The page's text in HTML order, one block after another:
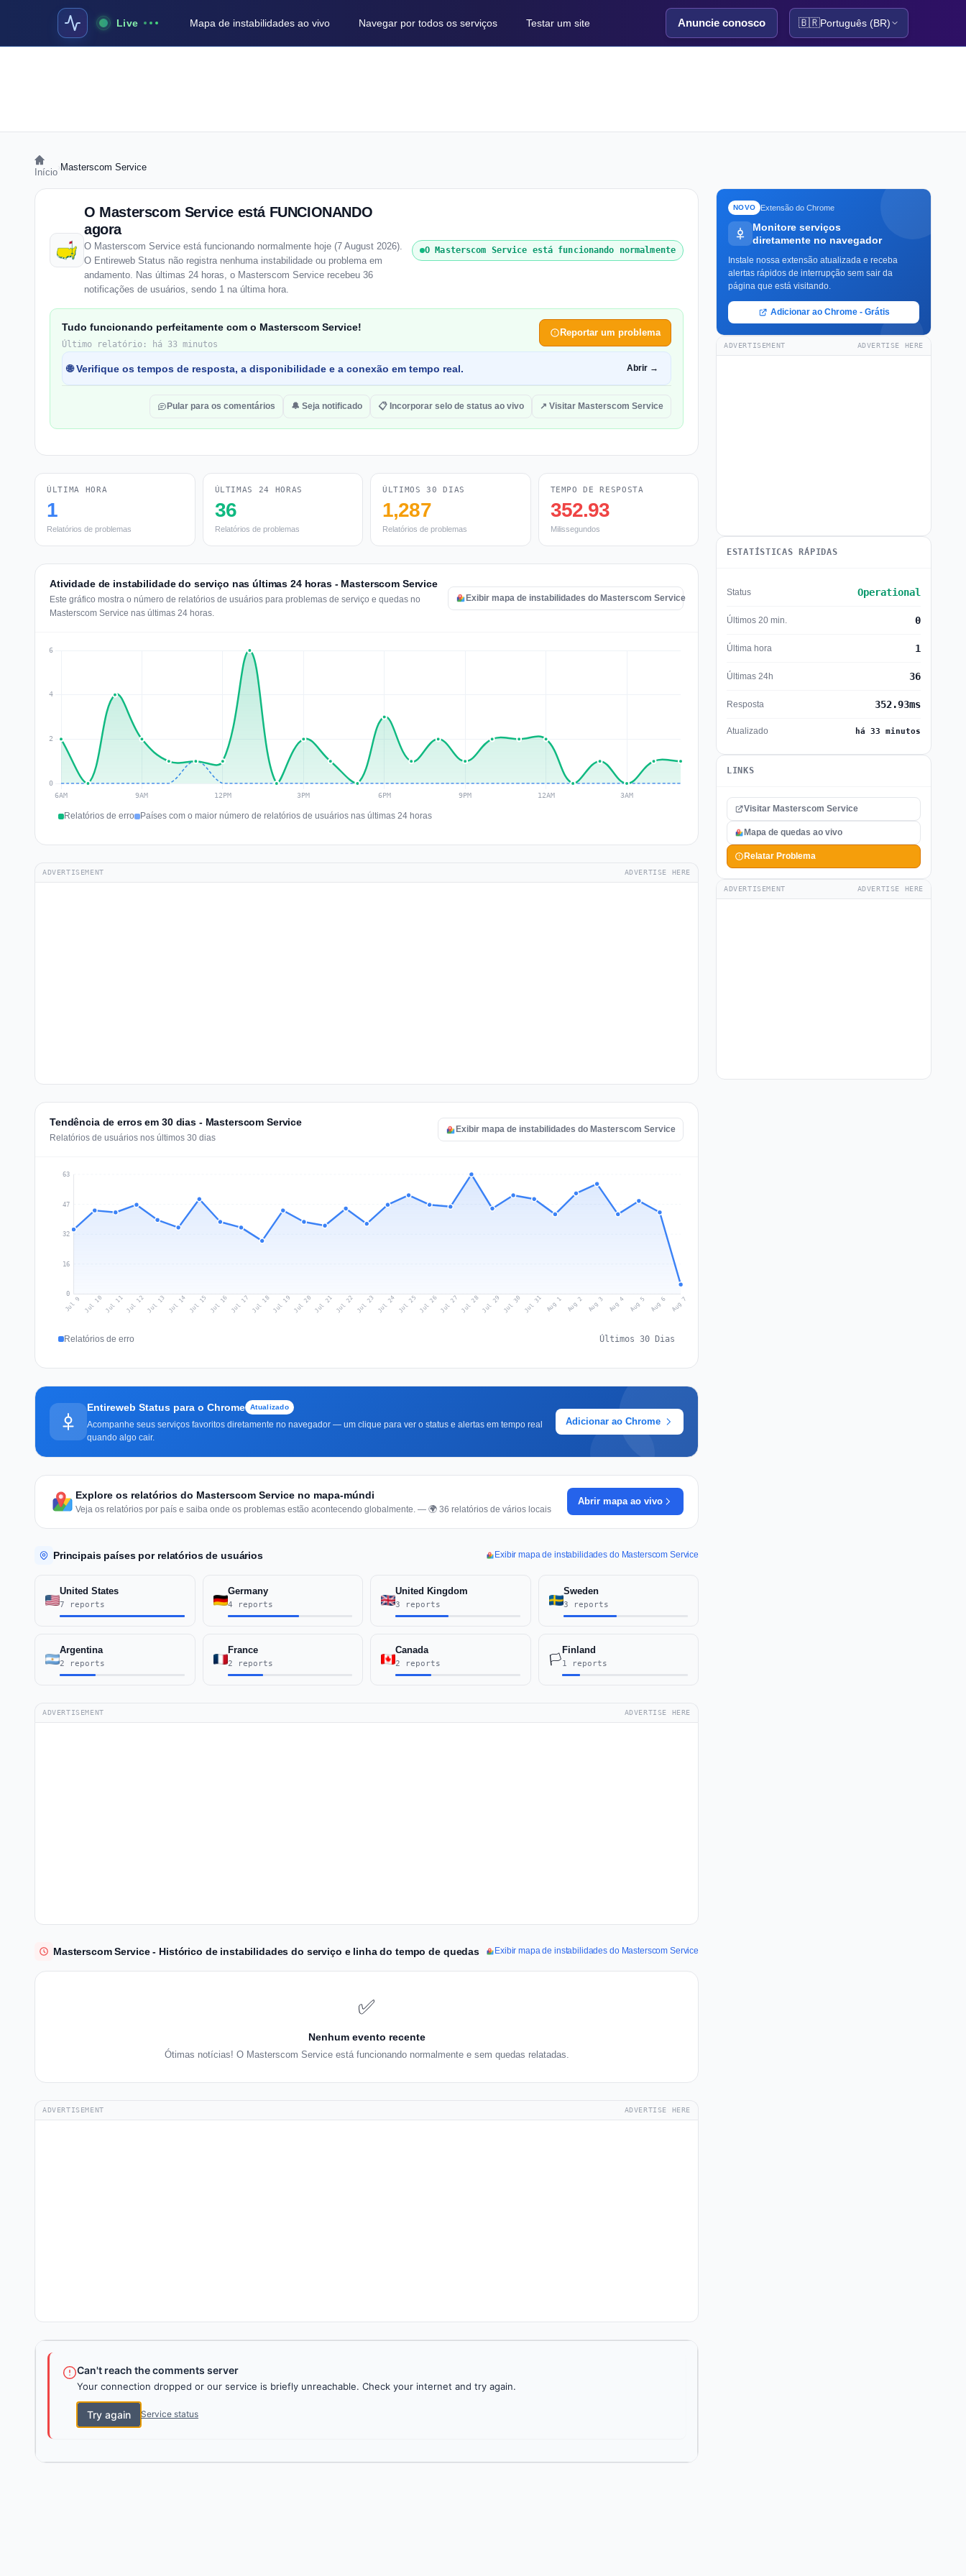
Live Mapa de instabilidades ao vivo Navegar por todos os serviços Testar um site Anuncie conosco 🇧🇷Português (BR)
Início Masterscom Service
O Masterscom Service está FUNCIONANDO
agora
O Masterscom Service está funcionando normalmente hoje (7 August 2026).
O Entireweb Status não registra nenhuma instabilidade ou problema em
andamento. Nas últimas 24 horas, o Masterscom Service recebeu 36
notificações de usuários, sendo 1 na última hora.
O Masterscom Service está funcionando normalmente
Tudo funcionando perfeitamente com o Masterscom Service!
Último relatório: há 33 minutos
Reportar um problema
🌐 Verifique os tempos de resposta, a disponibilidade e a conexão em tempo real. Abrir →
Pular para os comentários 🔔 Seja notificado 📋 Incorporar selo de status ao vivo ↗ Visitar Masterscom Service
ÚLTIMA HORA
1
Relatórios de problemas
ÚLTIMAS 24 HORAS
36
Relatórios de problemas
ÚLTIMOS 30 DIAS
1,287
Relatórios de problemas
TEMPO DE RESPOSTA
352.93
Milissegundos
Atividade de instabilidade do serviço nas últimas 24 horas - Masterscom Service
Este gráfico mostra o número de relatórios de usuários para problemas de serviço e quedas no
Masterscom Service nas últimas 24 horas.
Exibir mapa de instabilidades do Masterscom Service
Relatórios de erro Países com o maior número de relatórios de usuários nas últimas 24 horas
ADVERTISEMENT ADVERTISE HERE
Tendência de erros em 30 dias - Masterscom Service
Relatórios de usuários nos últimos 30 dias
Exibir mapa de instabilidades do Masterscom Service
0
16
32
47
63
Jul 9 Jul 10 Jul 11Jul 12Jul 13 Jul 14 Jul 15 Jul 16 Jul 17 Jul 18Jul 19 Jul 20 Jul 21 Jul 22 Jul 23 Jul 24 Jul 25 Jul 26Jul 27 Jul 28Jul 29 Jul 30 Jul 31 Aug 1 Aug 2 Aug 3 Aug 4 Aug 5 Aug 6 Aug 7
Relatórios de erro Últimos 30 Dias
Entireweb Status para o Chrome Atualizado
Acompanhe seus serviços favoritos diretamente no navegador — um clique para ver o status e alertas em tempo real
quando algo cair.
Adicionar ao Chrome
Explore os relatórios do Masterscom Service no mapa-múndi
Veja os relatórios por país e saiba onde os problemas estão acontecendo globalmente. — 🌍 36 relatórios de vários locais
Abrir mapa ao vivo
Principais países por relatórios de usuários Exibir mapa de instabilidades do Masterscom Service
United States
7 reports
Germany
4 reports
United Kingdom
3 reports
Sweden
3 reports
Argentina
2 reports
France
2 reports
Canada
2 reports 🏳️
Finland
1 reports
ADVERTISEMENT ADVERTISE HERE
Masterscom Service - Histórico de instabilidades do serviço e linha do tempo de quedas Exibir mapa de instabilidades do Masterscom Service
✅
Nenhum evento recente
Ótimas notícias! O Masterscom Service está funcionando normalmente e sem quedas relatadas.
ADVERTISEMENT ADVERTISE HERE
Can't reach the comments server
Your connection dropped or our service is briefly unreachable. Check your internet and try again.
Try again Service status
NOVO Extensão do Chrome
Monitore serviços
diretamente no navegador
Instale nossa extensão atualizada e receba
alertas rápidos de interrupção sem sair da
página que está visitando.
Adicionar ao Chrome - Grátis
ADVERTISEMENT ADVERTISE HERE
ESTATÍSTICAS RÁPIDAS
Status Operational
Últimos 20 min. 0
Última hora 1
Últimas 24h 36
Resposta 352.93ms
Atualizado há 33 minutos
LINKS
Visitar Masterscom Service
Mapa de quedas ao vivo
Relatar Problema
ADVERTISEMENT ADVERTISE HERE